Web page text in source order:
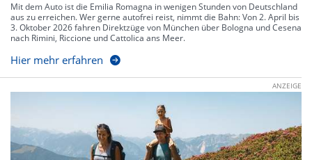
Mit dem Auto ist die Emilia Romagna in wenigen Stunden von Deutschland
aus zu erreichen. Wer gerne autofrei reist, nimmt die Bahn: Von 2. April bis
3. Oktober 2026 fahren Direktzüge von München über Bologna und Cesena
nach Rimini, Riccione und Cattolica ans Meer.
Hier mehr erfahren
ANZEIGE